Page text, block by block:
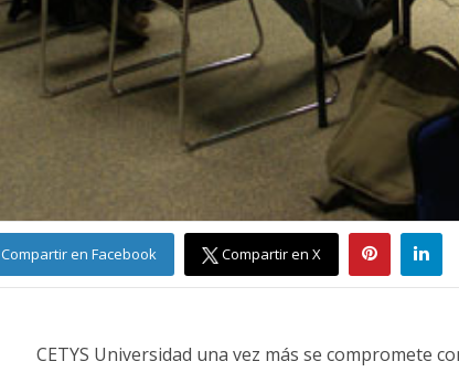
Compartir en Facebook Compartir en X
CETYS Universidad una vez más se compromete